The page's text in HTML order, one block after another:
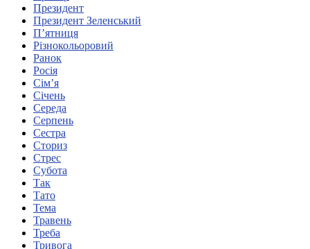
Чернігівська область
Особи відповідальні за контактування з
Вивчаємо жестову мову
Дитяча сторінка
Новини про жестову мову
Ресурс для вивчення жестових мов різних країн
ЦУЖМ
Проєкт "Жестова мова для поліцейських"
Про шахрайські схеми
Президент
Президент Зеленський
П’ятниця
Різнокольоровий
Ранок
Росія
Сім’я
Січень
Середа
Серпень
Сестра
Сториз
Стрес
Субота
Так
Тато
Тема
Травень
Треба
Тривога